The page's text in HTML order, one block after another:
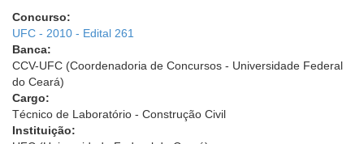
Concurso:
UFC - 2010 - Edital 261
Banca:
CCV-UFC (Coordenadoria de Concursos - Universidade Federal
do Ceará)
Cargo:
Técnico de Laboratório - Construção Civil
Instituição: